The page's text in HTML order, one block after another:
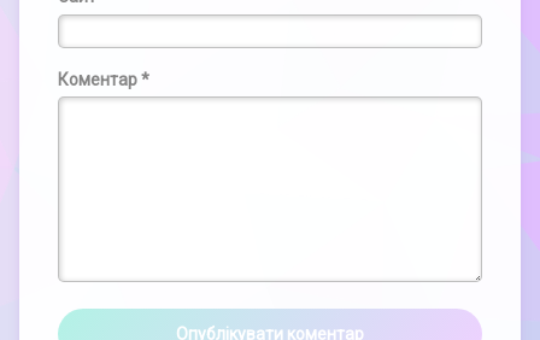
Коментар*